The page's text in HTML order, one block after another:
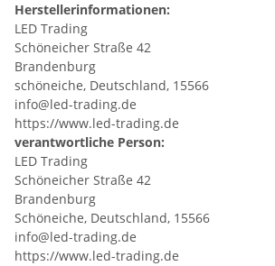
Herstellerinformationen:
LED Trading
Schöneicher Straße 42
Brandenburg
schöneiche, Deutschland, 15566
info@led-trading.de
https://www.led-trading.de
verantwortliche Person:
LED Trading
Schöneicher Straße 42
Brandenburg
Schöneiche, Deutschland, 15566
info@led-trading.de
https://www.led-trading.de